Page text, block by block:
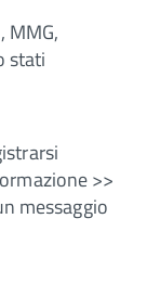
MMG,
stati
>>
messaggio